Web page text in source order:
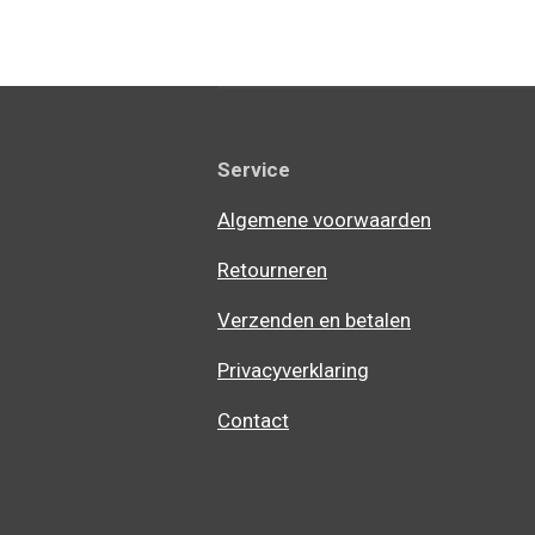
Service
Algemene voorwaarden
Retourneren
Verzenden en betalen
Privacyverklaring
Contact